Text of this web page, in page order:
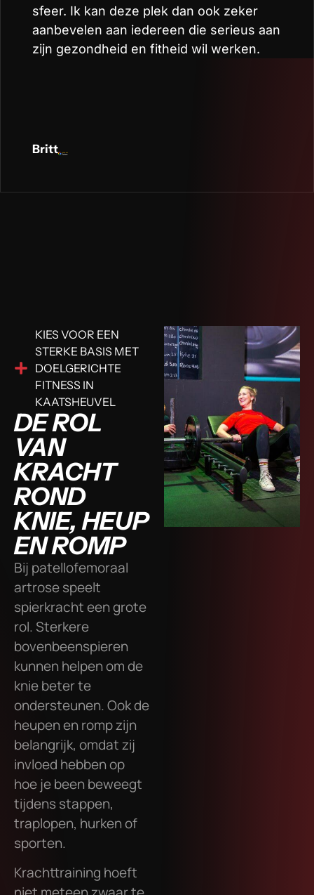
sfeer. Ik kan deze plek dan ook zeker
aanbevelen aan iedereen die serieus aan
zijn gezondheid en fitheid wil werken.
Britt
KIES VOOR EEN
STERKE BASIS MET
DOELGERICHTE
FITNESS IN
KAATSHEUVEL
DE ROL
VAN
KRACHT
ROND
KNIE, HEUP
EN ROMP
Bij patellofemoraal
artrose speelt
spierkracht een grote
rol. Sterkere
bovenbeenspieren
kunnen helpen om de
knie beter te
ondersteunen. Ook de
heupen en romp zijn
belangrijk, omdat zij
invloed hebben op
hoe je been beweegt
tijdens stappen,
traplopen, hurken of
sporten.
Krachttraining hoeft